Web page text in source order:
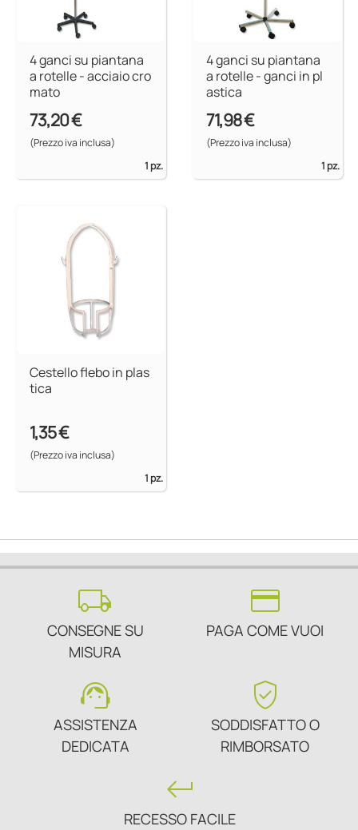
4 ganci su piantana
a rotelle - acciaio cro
mato
73,20 €
(Prezzo iva inclusa)
1 pz.
4 ganci su piantana
a rotelle - ganci in pl
astica
71,98 €
(Prezzo iva inclusa)
1 pz.
Cestello flebo in plas
tica
1,35 €
(Prezzo iva inclusa)
1 pz.
local_shipping
CONSEGNE SU
MISURA
credit_card
PAGA COME VUOI
support_agent
ASSISTENZA
DEDICATA
verified_user
SODDISFATTO O
RIMBORSATO
keyboard_return
RECESSO FACILE